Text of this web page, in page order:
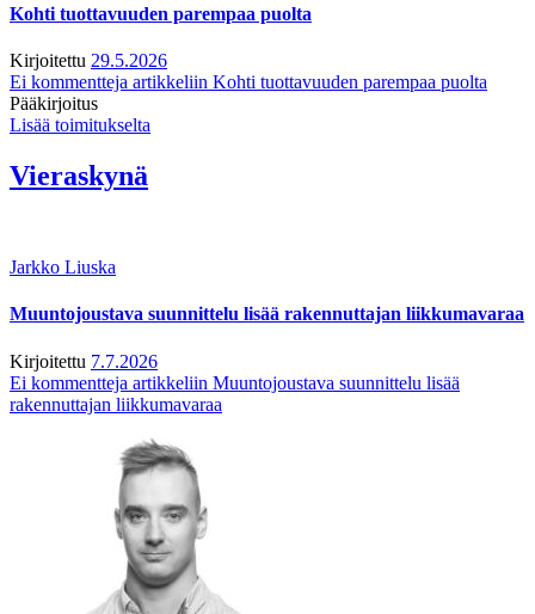
Kohti tuottavuuden parempaa puolta
Kirjoitettu 29.5.2026
Ei kommentteja artikkeliin Kohti tuottavuuden parempaa puolta
Pääkirjoitus
Lisää toimitukselta
Vieraskynä
Jarkko Liuska
Muuntojoustava suunnittelu lisää rakennuttajan liikkumavaraa
Kirjoitettu 7.7.2026
Ei kommentteja artikkeliin Muuntojoustava suunnittelu lisää
rakennuttajan liikkumavaraa